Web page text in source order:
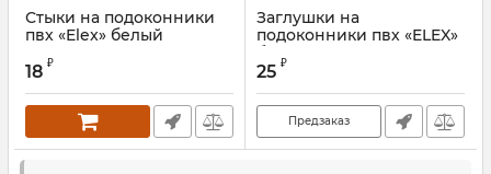
Стыки на подоконники
пвх «Elex» белый
18 ₽
Заглушки на
подоконники пвх «ELEX»
белый
25 ₽
Предзаказ